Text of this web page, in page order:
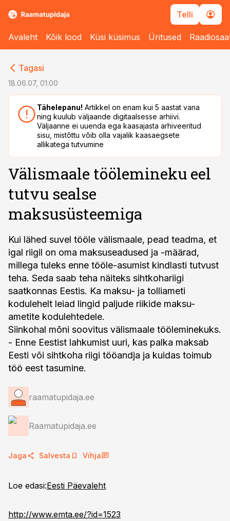
Telli
Avaleht Kõik lood Küsi küsimus Üritused
Tagasi
18.06.07, 01:00
Tähelepanu! Artikkel on enam kui 5 aastat vana
ning kuulub väljaande digitaalsesse arhiivi.
Väljaanne ei uuenda ega kaasajasta arhiveeritud
sisu, mistõttu võib olla vajalik kaasaegsete
allikatega tutvumine
Välismaale töölemineku eel
tutvu sealse
maksusüsteemiga
Kui lähed suvel tööle välismaale, pead teadma, et
igal riigil on oma maksuseadused ja -määrad,
millega tuleks enne tööle-asumist kindlasti tutvust
teha. Seda saab teha näiteks sihtkohariigi
saatkonnas Eestis. Ka maksu- ja tolliameti
kodulehelt leiad lingid paljude riikide maksu-
ametite kodulehtedele.
Siinkohal mõni soovitus välismaale tööleminekuks.
- Enne Eestist lahkumist uuri, kas palka maksab
Eesti või sihtkoha riigi tööandja ja kuidas toimub
töö eest tasumine.
raamatupidaja.ee
Raamatupidaja.ee
Jaga Salvesta Vihja
Loe edasi:Eesti Päevaleht
http://www.emta.ee/?id=1523